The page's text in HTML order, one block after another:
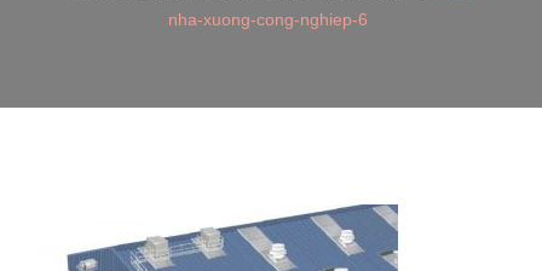
nha-xuong-cong-nghiep-6